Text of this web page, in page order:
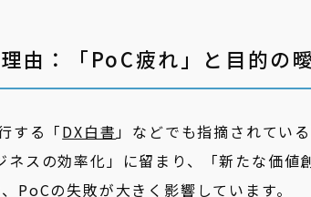
由：「PoC疲れ」と目的の
する「DX白書」などでも指摘されてい
スの効率化」に留まり、「新たな価値
PoCの失敗が大きく影響しています。